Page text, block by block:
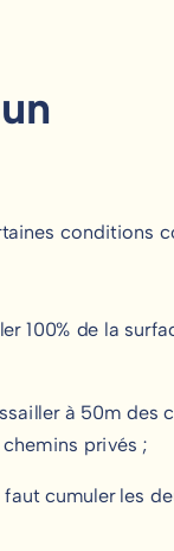
conditions
100% de la
à 50m des
privés ;
faut cumuler les